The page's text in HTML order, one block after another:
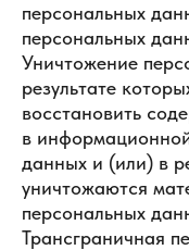
персональных
персональных
Уничтожение
результате
восстановить
в
данных и (или) в
уничтожаются
персональных
Трансграничная